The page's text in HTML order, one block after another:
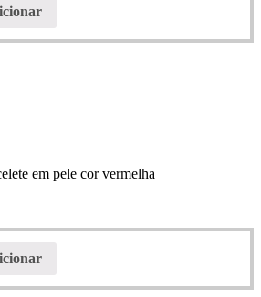
em pele cor vermelha